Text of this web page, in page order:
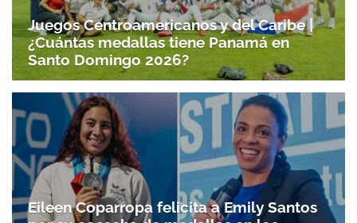
Juegos Centroamericanos y del Caribe |
¿Cuántas medallas tiene Panamá en
Santo Domingo 2026?
Eileen Coparropa felicita a Emily Santos